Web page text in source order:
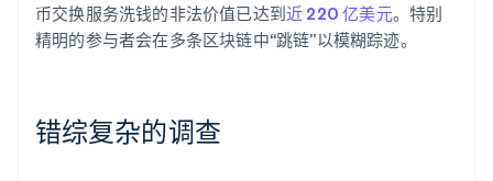
币交换服务洗钱的非法价值已达到近 220 亿美元。特别
精明的参与者会在多条区块链中“跳链”以模糊踪迹。
错综复杂的调查